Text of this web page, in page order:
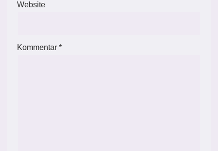
Website
Kommentar *